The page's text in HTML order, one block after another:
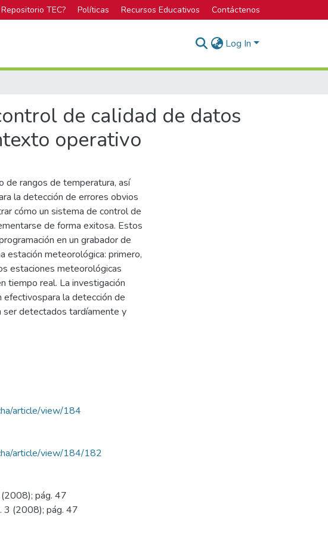
TEC? Políticas Recursos Educativos Contáctenos
Log In
de calidad de datos
operativo
de rangos de temperatura, así
la detección de errores obvios
cómo un sistema de control de
de forma exitosa. Estos
en un grabador de
estación meteorológica: primero,
estaciones meteorológicas
tiempo real. La investigación
la detección de
ser detectados tardíamente y
article/view/184
article/view/184/182
(2008); pág. 47
3 (2008); pág. 47